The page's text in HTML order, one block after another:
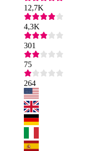
12,7K
4,3K
301
75
264